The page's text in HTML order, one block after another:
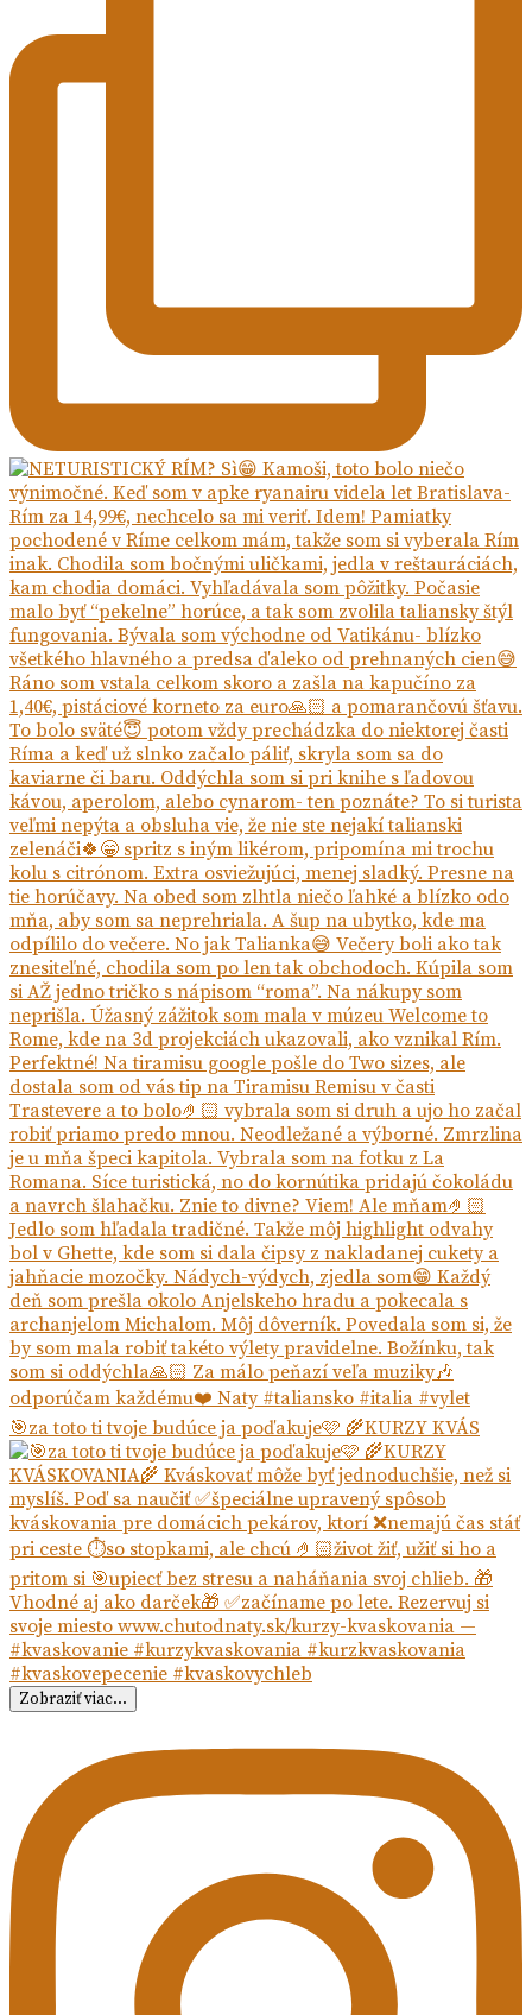
🎯za toto ti tvoje budúce ja poďakuje🩷 🌾KURZY KVÁS
Zobraziť viac...